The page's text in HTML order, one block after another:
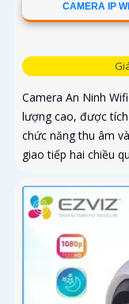
CAMERA IP
Camera An Ninh
lượng cao, được
chức năng thu âm
giao tiếp hai chiều